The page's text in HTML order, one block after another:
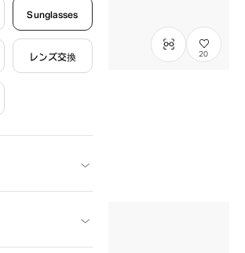
Sunglasses
レンズ交換 20
Size: XL